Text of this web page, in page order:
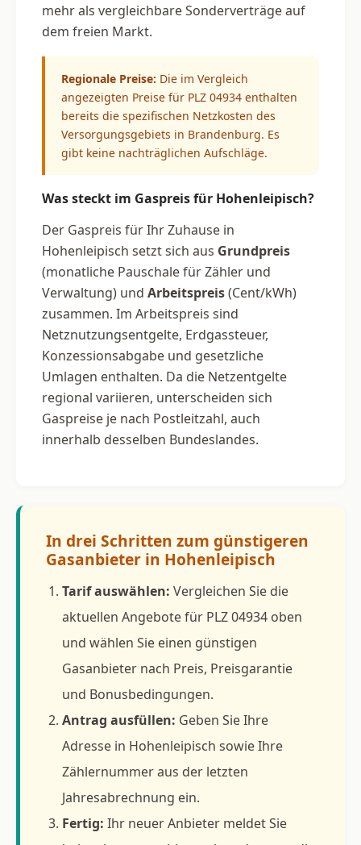
mehr als vergleichbare Sonderverträge auf
dem freien Markt.
Regionale Preise: Die im Vergleich
angezeigten Preise für PLZ 04934 enthalten
bereits die spezifischen Netzkosten des
Versorgungsgebiets in Brandenburg. Es
gibt keine nachträglichen Aufschläge.
Was steckt im Gaspreis für Hohenleipisch?
Der Gaspreis für Ihr Zuhause in
Hohenleipisch setzt sich aus Grundpreis
(monatliche Pauschale für Zähler und
Verwaltung) und Arbeitspreis(Cent/kWh)
zusammen. Im Arbeitspreis sind
Netznutzungsentgelte, Erdgassteuer,
Konzessionsabgabe und gesetzliche
Umlagen enthalten. Da die Netzentgelte
regional variieren, unterscheiden sich
Gaspreise je nach Postleitzahl, auch
innerhalb desselben Bundeslandes.
In drei Schritten zum günstigeren
Gasanbieter in Hohenleipisch
Tarif auswählen: Vergleichen Sie die
aktuellen Angebote für PLZ 04934 oben
und wählen Sie einen günstigen
Gasanbieter nach Preis, Preisgarantie
und Bonusbedingungen.
Antrag ausfüllen: Geben Sie Ihre
Adresse in Hohenleipisch sowie Ihre
Zählernummer aus der letzten
Jahresabrechnung ein.
Fertig: Ihr neuer Anbieter meldet Sie